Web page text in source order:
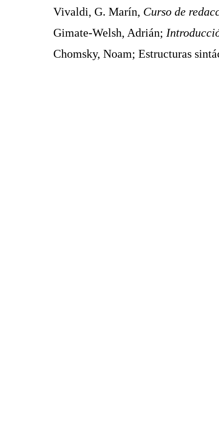
Vivaldi, G. Marín, Curso de
Gimate-Welsh, Adrián;
Chomsky, Noam; Estructuras